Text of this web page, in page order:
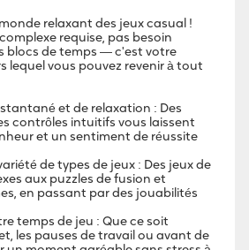
relaxant des jeux casual !
requise, pas besoin
blocs de temps — c'est votre
lequel vous pouvez revenir à tout
et de relaxation : Des
contrôles intuitifs vous laissent
et un sentiment de réussite
de types de jeux : Des jeux de
aux puzzles de fusion et
en passant par des jouabilités
temps de jeu : Que ce soit
les pauses de travail ou avant de